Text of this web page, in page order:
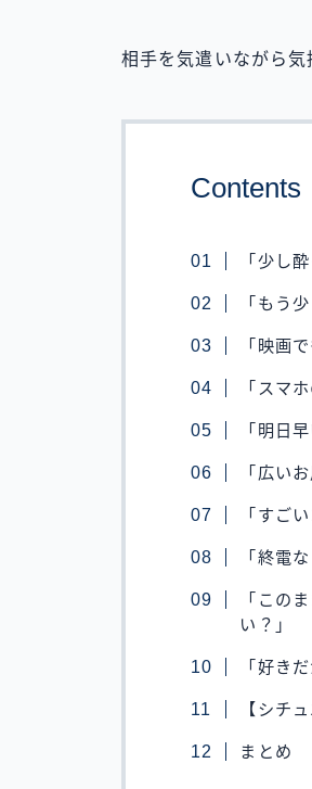
相手を気遣いながら気
Contents
「少し
「もう
「映画
「スマ
「明日
「広い
「すご
「終電
「この
い？」
「好き
【シチ
まとめ